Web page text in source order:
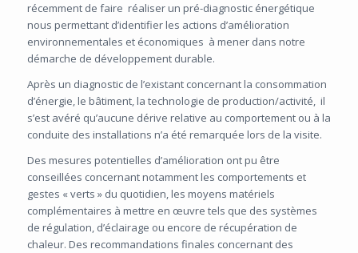
récemment de faire réaliser un pré-diagnostic énergétique
nous permettant d’identifier les actions d’amélioration
environnementales et économiques à mener dans notre
démarche de développement durable.
Après un diagnostic de l’existant concernant la consommation
d’énergie, le bâtiment, la technologie de production/activité, il
s’est avéré qu’aucune dérive relative au comportement ou à la
conduite des installations n’a été remarquée lors de la visite.
Des mesures potentielles d’amélioration ont pu être
conseillées concernant notamment les comportements et
gestes « verts » du quotidien, les moyens matériels
complémentaires à mettre en œuvre tels que des systèmes
de régulation, d’éclairage ou encore de récupération de
chaleur. Des recommandations finales concernant des